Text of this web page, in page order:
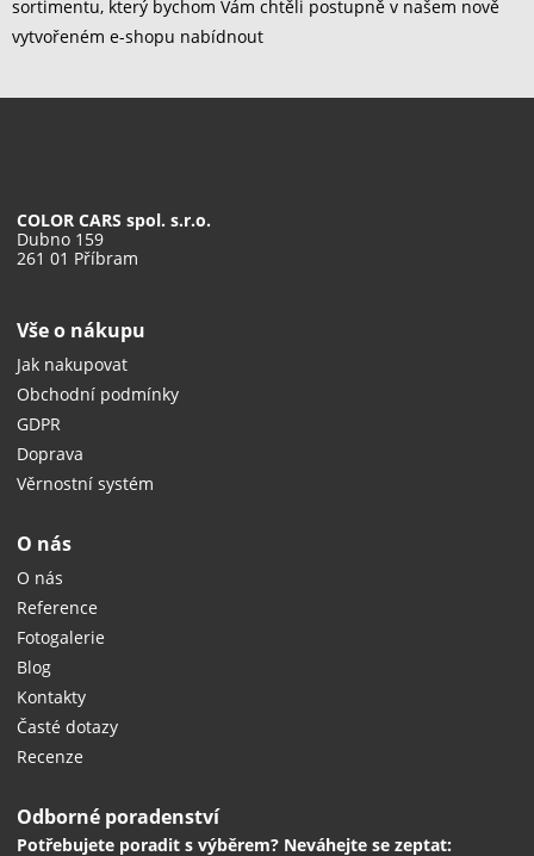
sortimentu, který bychom Vám chtěli postupně v našem nově
vytvořeném e-shopu nabídnout
COLOR CARS spol. s.r.o.
Dubno 159
261 01 Příbram
Vše o nákupu
Jak nakupovat
Obchodní podmínky
GDPR
Doprava
Věrnostní systém
O nás
O nás
Reference
Fotogalerie
Blog
Kontakty
Časté dotazy
Recenze
Odborné poradenství
Potřebujete poradit s výběrem? Neváhejte se zeptat: